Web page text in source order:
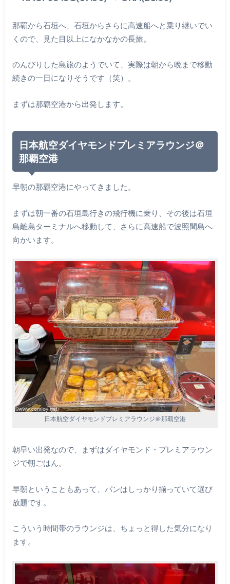
那覇から石垣へ、石垣からさらに高速船へと乗り継いでい
くので、見た目以上になかなかの長旅。
のんびりした島旅のようでいて、実際は朝から晩まで移動
続きの一日になりそうです（笑）。
まずは那覇空港から出発します。
日本航空ダイヤモンドプレミアラウンジ＠
那覇空港
早朝の那覇空港にやってきました。
まずは朝一番の石垣島行きの飛行機に乗り、その後は石垣
島離島ターミナルへ移動して、さらに高速船で波照間島へ
向かいます。
日本航空ダイヤモンドプレミアラウンジ＠那覇空港
朝早い出発なので、まずはダイヤモンド・プレミアラウン
ジで朝ごはん。
早朝ということもあって、パンはしっかり揃っていて選び
放題です。
こういう時間帯のラウンジは、ちょっと得した気分になり
ます。